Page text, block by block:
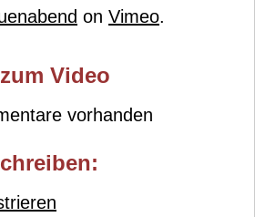
on Vimeo.
Video
vorhanden